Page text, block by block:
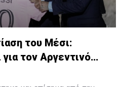
του Μέσι:
τον Αργεντινό